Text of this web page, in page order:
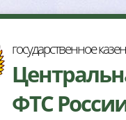
осударственное
ФТС